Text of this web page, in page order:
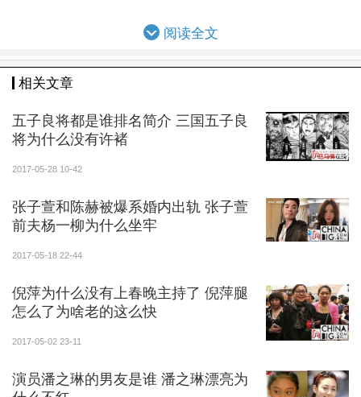
阅读全文
相关文章
五子良将都是谁排名简介 三国五子良
将为什么没有许褚
2017-05-28 10-42
张子萱和陈赫被爆系婚内出轨 张子萱
前夫杨一柳为什么坐牢
2017-05-18 22-44
倪萍为什么没有上春晚主持了 倪萍腿
怎么了为啥老的这么快
2017-05-02 23-11
演员潘之琳的男友是谁 潘之琳漂亮为